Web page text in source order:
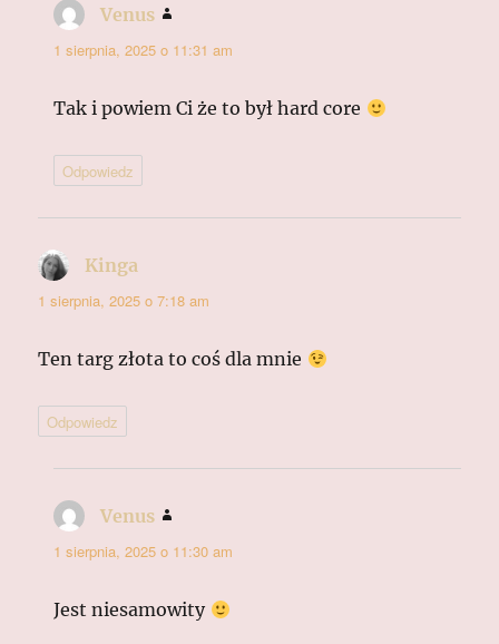
Venus
1 sierpnia, 2025 o 11:31 am
Tak i powiem Ci że to był hard core
Odpowiedz
Kinga
1 sierpnia, 2025 o 7:18 am
Ten targ złota to coś dla mnie
Odpowiedz
Venus
1 sierpnia, 2025 o 11:30 am
Jest niesamowity